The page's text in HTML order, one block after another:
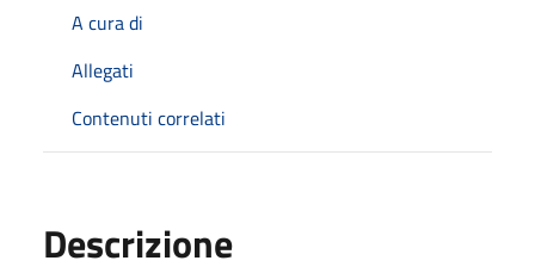
A cura di
Allegati
Contenuti correlati
Descrizione